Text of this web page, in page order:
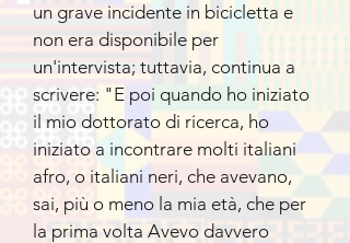
un grave incidente in bicicletta e
non era disponibile per
un'intervista; tuttavia, continua a
scrivere: "E poi quando ho iniziato
il mio dottorato di ricerca, ho
iniziato a incontrare molti italiani
afro, o italiani neri, che avevano,
sai, più o meno la mia età, che per
la prima volta Avevo davvero